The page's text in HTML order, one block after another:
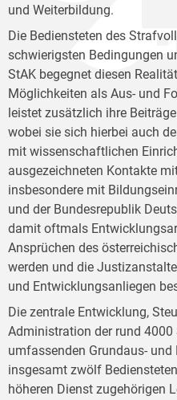
und Weiterbildung.
Die Bediensteten des
schwierigsten Bedingungen
StAK begegnet diesen
Möglichkeiten als Aus- und
leistet zusätzlich ihre
wobei sie sich hierbei auch
mit wissenschaftlichen
ausgezeichneten Kontakte
insbesondere mit
und der Bundesrepublik
damit oftmals
Ansprüchen des
werden und die
und Entwicklungsanliegen
Die zentrale Entwicklung,
Administration der rund
umfassenden Grundaus-
insgesamt zwölf
höheren Dienst zugehörigen